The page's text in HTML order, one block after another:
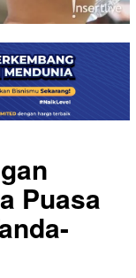
Puasa